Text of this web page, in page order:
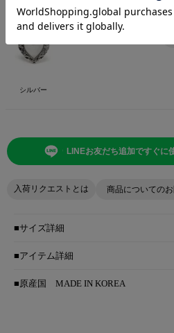
シルバー
LINEお友だち追加ですぐに
入荷リクエストとは 商品についての
■サイズ詳細
■アイテム詳細
■原産国 MADE IN KOREA